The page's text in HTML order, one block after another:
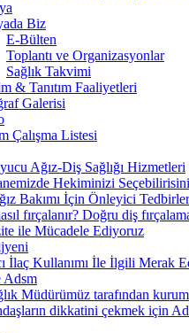
Biz
E-Bülten
Toplantı ve Organizasyonlar
Sağlık Takvimi
& Tanıtım Faaliyetleri
Galerisi
Çalışma Listesi
Ağız-Diş Sağlığı Hizmetleri
Hekiminizi
Bakımı İçin Önleyici Tedbirler
fırçalanır? Doğru diş
ile Mücadele Ediyoruz
İlaç Kullanımı İle İlgili Merak
Adsm
Müdürümüz tarafından
dikkatini çekmek için